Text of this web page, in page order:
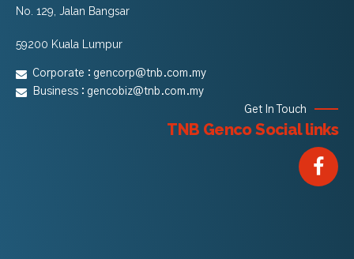
No. 129, Jalan Bangsar
59200 Kuala Lumpur
Corporate : gencorp@tnb.com.my
Business : gencobiz@tnb.com.my
Get In Touch
TNB Genco Social links